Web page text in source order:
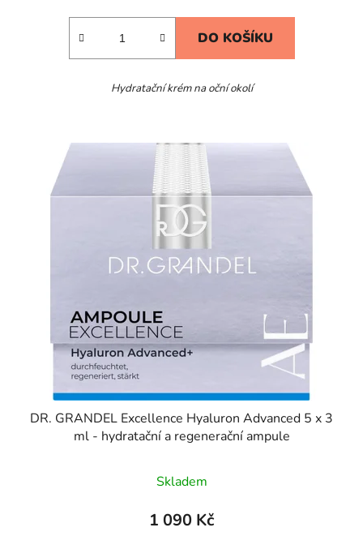
DO KOŠÍKU
Hydratační krém na oční okolí
DR. GRANDEL Excellence Hyaluron Advanced 5 x 3
ml - hydratační a regenerační ampule
Skladem
1 090 Kč